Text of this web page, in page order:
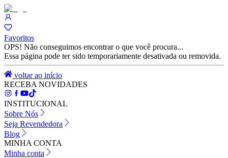
Favoritos
OPS! Não conseguimos encontrar o que você procura...
Essa página pode ter sido temporariamente desativada ou removida.
voltar ao início
RECEBA NOVIDADES
INSTITUCIONAL
Sobre Nós
Seja Revendedora
Blog
MINHA CONTA
Minha conta